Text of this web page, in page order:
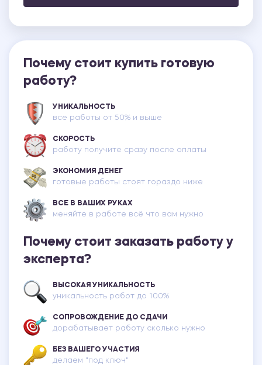
Почему стоит купить готовую
работу?
УНИКАЛЬНОСТЬ
все работы от 50% и выше
СКОРОСТЬ
работу получите сразу после оплаты
ЭКОНОМИЯ ДЕНЕГ
готовые работы стоят гораздо ниже
ВСЕ В ВАШИХ РУКАХ
меняйте в работе всё что вам нужно
Почему стоит заказать работу у
эксперта?
ВЫСОКАЯ УНИКАЛЬНОСТЬ
уникальность работ до 100%
СОПРОВОЖДЕНИЕ ДО СДАЧИ
дорабатывает работу сколько нужно
БЕЗ ВАШЕГО УЧАСТИЯ
делаем "под ключ"